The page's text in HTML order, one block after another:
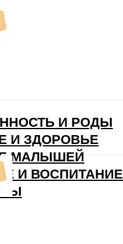
И РОДЫ
И ЗДОРОВЬЕ
МАЛЫШЕЙ
И ВОСПИТАНИЕ